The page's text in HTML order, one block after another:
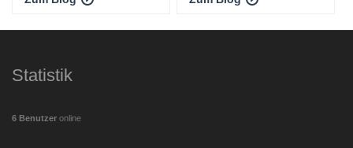
Statistik
6 Benutzer online